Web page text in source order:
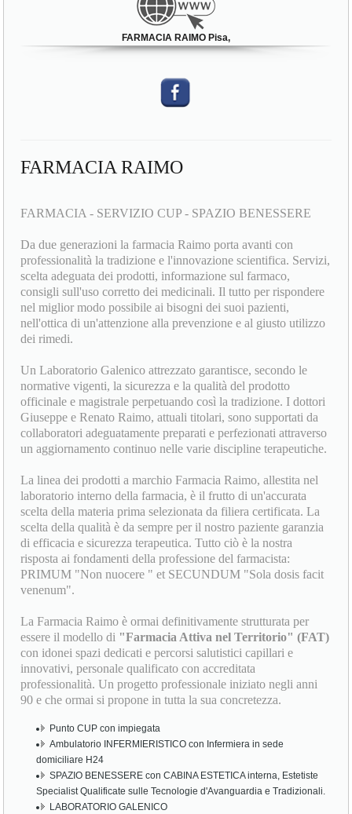
FARMACIA RAIMO Pisa,
FARMACIA RAIMO
FARMACIA - SERVIZIO CUP - SPAZIO BENESSERE
Da due generazioni la farmacia Raimo porta avanti con
professionalità la tradizione e l'innovazione scientifica. Servizi,
scelta adeguata dei prodotti, informazione sul farmaco,
consigli sull'uso corretto dei medicinali. Il tutto per rispondere
nel miglior modo possibile ai bisogni dei suoi pazienti,
nell'ottica di un'attenzione alla prevenzione e al giusto utilizzo
dei rimedi.
Un Laboratorio Galenico attrezzato garantisce, secondo le
normative vigenti, la sicurezza e la qualità del prodotto
officinale e magistrale perpetuando così la tradizione. I dottori
Giuseppe e Renato Raimo, attuali titolari, sono supportati da
collaboratori adeguatamente preparati e perfezionati attraverso
un aggiornamento continuo nelle varie discipline terapeutiche.
La linea dei prodotti a marchio Farmacia Raimo, allestita nel
laboratorio interno della farmacia, è il frutto di un'accurata
scelta della materia prima selezionata da filiera certificata. La
scelta della qualità è da sempre per il nostro paziente garanzia
di efficacia e sicurezza terapeutica. Tutto ciò è la nostra
risposta ai fondamenti della professione del farmacista:
PRIMUM "Non nuocere " et SECUNDUM "Sola dosis facit
venenum".
La Farmacia Raimo è ormai definitivamente strutturata per
essere il modello di "Farmacia Attiva nel Territorio" (FAT)
con idonei spazi dedicati e percorsi salutistici capillari e
innovativi, personale qualificato con accreditata
professionalità. Un progetto professionale iniziato negli anni
90 e che ormai si propone in tutta la sua concretezza.
Punto CUP con impiegata
Ambulatorio INFERMIERISTICO con Infermiera in sede
domiciliare H24
SPAZIO BENESSERE con CABINA ESTETICA interna, Estetiste
Specialist Qualificate sulle Tecnologie d'Avanguardia e Tradizionali.
LABORATORIO GALENICO